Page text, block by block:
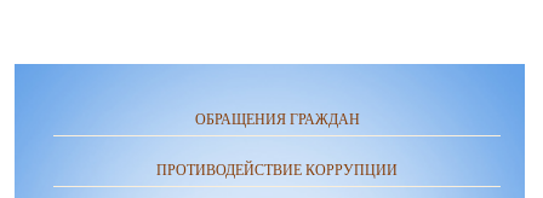
ОБРАЩЕНИЯ ГРАЖДАН
ПРОТИВОДЕЙСТВИЕ КОРРУПЦИИ